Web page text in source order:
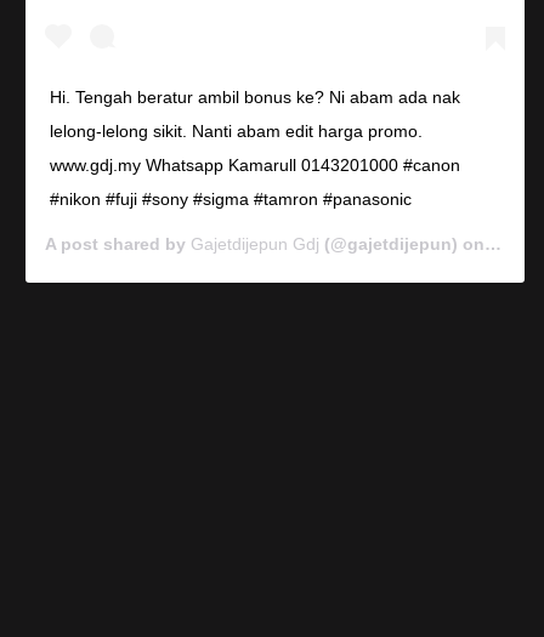
Hi. Tengah beratur ambil bonus ke? Ni abam ada nak
lelong-lelong sikit. Nanti abam edit harga promo.
www.gdj.my Whatsapp Kamarull 0143201000 #canon
#nikon #fuji #sony #sigma #tamron #panasonic
A post shared by Gajetdijepun Gdj (@gajetdijepun) on Jan 7,